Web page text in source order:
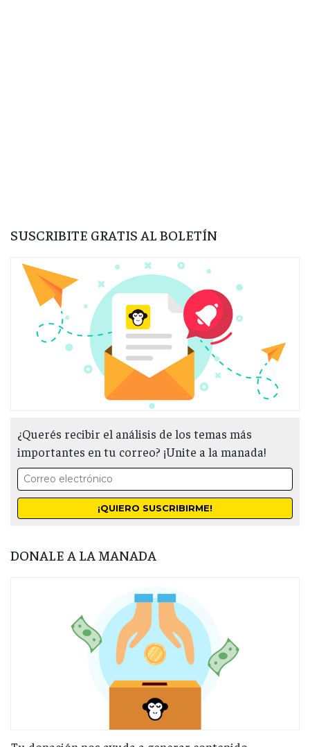
SUSCRIBITE GRATIS AL BOLETÍN
¿Querés recibir el análisis de los temas más
importantes en tu correo? ¡Unite a la manada!
DONALE A LA MANADA